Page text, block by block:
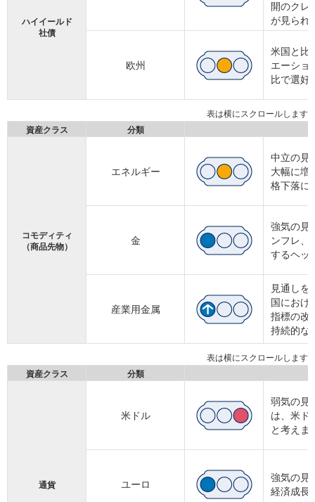
ハイイールド
社債
開のクレ
が見られ
欧州
米国と比
エーショ
比で選好
資産クラス 分類
コモディティ
（商品先物）
エネルギー
中立の見
大幅に増
格下落に
金
強気の見
ンフレ、
するヘッ
産業用金属
見通しを
国におけ
指標の改
持続的な
資産クラス 分類
通貨
米ドル
弱気の見
は、米ド
と考えま
ユーロ
強気の見
経済成長